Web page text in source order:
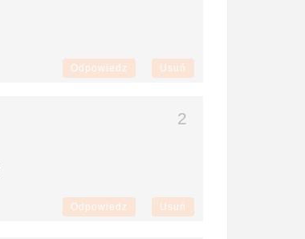
Odpowiedz Usuń
Odpowiedz Usuń